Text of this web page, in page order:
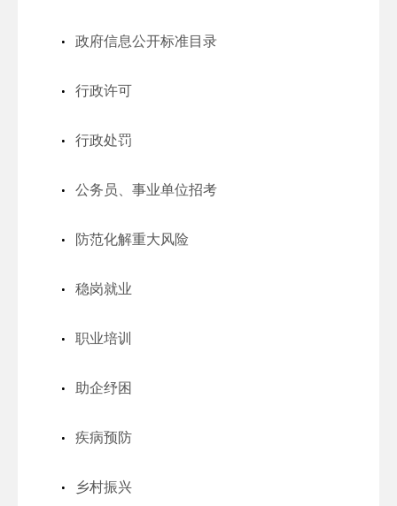
政府信息公开标准目录
行政许可
行政处罚
公务员、事业单位招考
防范化解重大风险
稳岗就业
职业培训
助企纾困
疾病预防
乡村振兴